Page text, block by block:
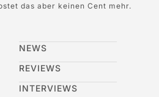
das aber keinen Cent mehr.
NEWS
REVIEWS
INTERVIEWS